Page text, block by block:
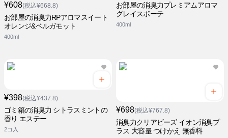
¥608(税込¥668.8)
お部屋の消臭力RPアロマスイート
オレンジ&ベルガモット
400ml
お部屋の消臭力プレミアムアロマ
グレイスボーテ
400ml
¥398(税込¥437.8)
ゴミ箱の消臭力 シトラスミントの
香り エステー
2コ入
¥698(税込¥767.8)
消臭力クリアビーズ イオン消臭プ
ラス 大容量 つけかえ 無香料